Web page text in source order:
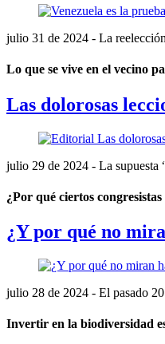
julio 31 de 2024 - La
Lo que se vive en el vecino
Las dolorosas
julio 29 de 2024 - La supuesta
¿Por qué ciertos
¿Y por qué no
julio 28 de 2024 - El pasado
Invertir en la biodiversidad